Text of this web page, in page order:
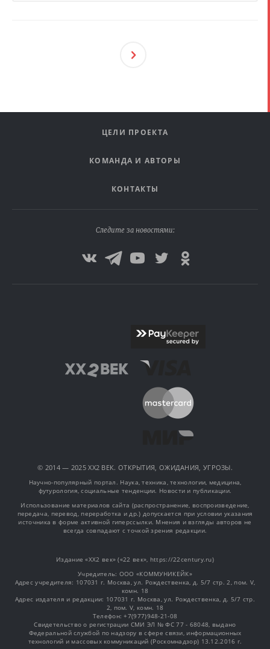
Ующ
ЦЕЛИ ПРОЕКТА
КОМАНДА И АВТОРЫ
КОНТАКТЫ
Следите за новостями:
© 2014 — 2025 XX2 ВЕК. ОТКРЫТИЯ, ОЖИДАНИЯ, УГРОЗЫ.
Научно-популярный портал. Наука, техника, технологии, медицина,
футурология, социальные тенденции. Новости и публикации.
Использование материалов сайта (распространение, воспроизведение,
передача, перевод, переработка и др.) допускается при условии указания
источника в форме активной гиперссылки. Мнения и взгляды авторов не
всегда совпадают с точкой зрения редакции.
Издание «XX2 век» («22 век», https://22century.ru)
Учредитель: OOO «КОММУНИКЕЙК»
Адрес учредителя: 107031 г. Москва, ул. Рождественка, д. 5/7 стр. 2, пом. V,
комн. 18
Адрес издателя и редакции: 107031 г. Москва, ул. Рождественка, д. 5/7 стр.
2, пом. V, комн. 18
Телефон: +7(977)948-21-08
Свидетельство о регистрации СМИ ЭЛ № ФС 77 - 68048, выдано
Федеральной службой по надзору в сфере связи, информационных
технологий и массовых коммуникаций (Роскомнадзор) 13.12.2016 г.